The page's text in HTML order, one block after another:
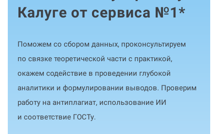
Калуге от сервиса №1*
Поможем со сбором данных, проконсультируем
по связке теоретической части с практикой,
окажем содействие в проведении глубокой
аналитики и формулировании выводов. Проверим
работу на антиплагиат, использование ИИ
и соответствие ГОСТу.